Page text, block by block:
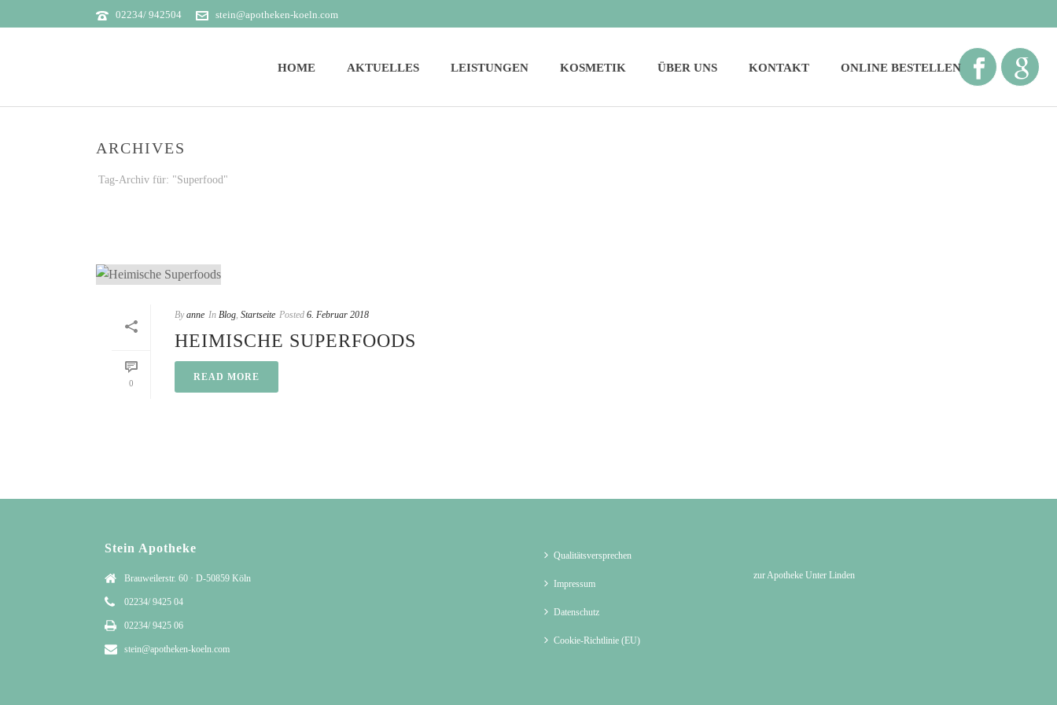
02234/ 942504 stein@apotheken-koeln.com
HOME AKTUELLES LEISTUNGEN KOSMETIK ÜBER UNS KONTAKT ONLINE BESTELLEN
ARCHIVES
Tag-Archiv für: "Superfood"
0
By anne In Blog, Startseite Posted 6. Februar 2018
HEIMISCHE SUPERFOODS
READ MORE
Stein Apotheke
Brauweilerstr. 60 · D-50859 Köln
02234/ 9425 04
02234/ 9425 06
stein@apotheken-koeln.com
Qualitätsversprechen
Impressum
Datenschutz
Cookie-Richtlinie (EU)
zur Apotheke Unter Linden